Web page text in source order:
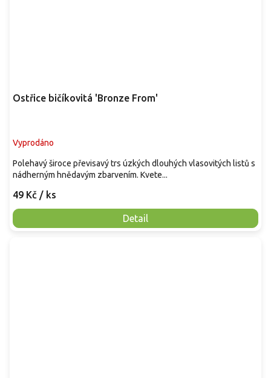
Ostřice bičíkovitá 'Bronze From'
Vyprodáno
49 Kč / ks
Detail
Polehavý široce převisavý trs úzkých dlouhých vlasovitých listů s
nádherným hnědavým zbarvením. Kvete...